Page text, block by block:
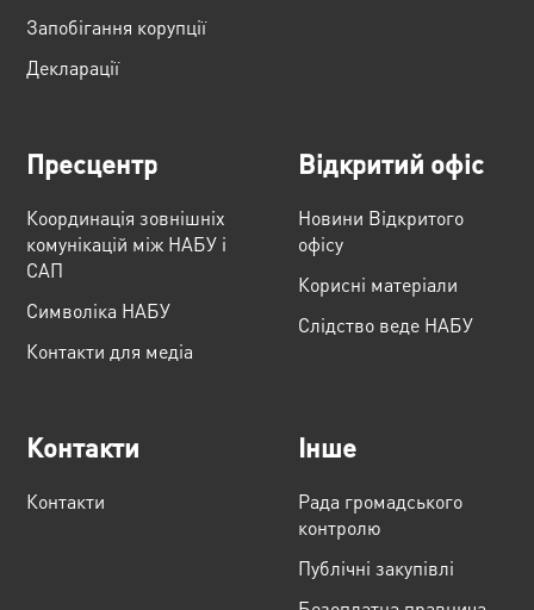
Запобігання корупції
Декларації
Пресцентр
Координація зовнішніх
комунікацій між НАБУ і
САП
Cимволіка НАБУ
Контакти для медіа
Відкритий офіс
Новини Відкритого
офісу
Корисні матеріали
Слідство веде НАБУ
Контакти
Контакти
Інше
Рада громадського
контролю
Публічні закупівлі